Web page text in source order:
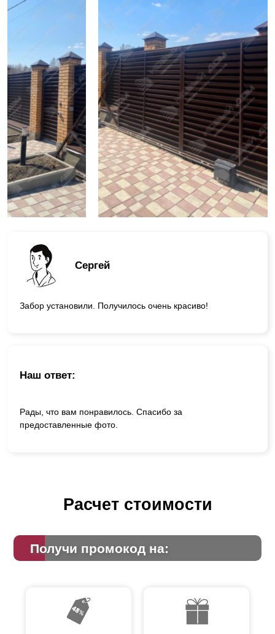
Сергей
Забор установили. Получилось очень красиво!
Наш ответ:
Рады, что вам понравилось. Спасибо за
предоставленные фото.
Расчет стоимости
Получи промокод на: